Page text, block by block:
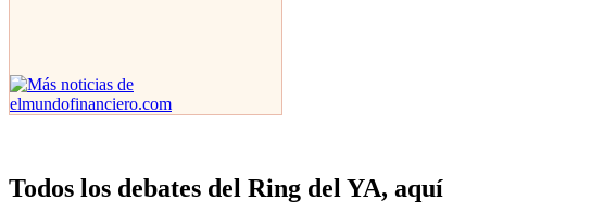
Todos los debates del Ring del YA, aquí